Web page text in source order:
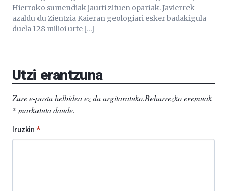
Hierroko sumendiak jaurti zituen opariak. Javierrek
azaldu du Zientzia Kaieran geologiari esker badakigula
duela 128 milioi urte […]
Utzi erantzuna
Zure e-posta helbidea ez da argitaratuko.Beharrezko eremuak
*markatuta daude.
Iruzkin *